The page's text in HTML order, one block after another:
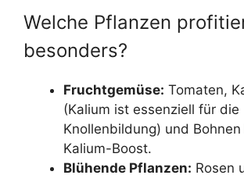
Welche Pflanzen
besonders?
Fruchtgemüse: Tomaten,
(Kalium ist essenziell für die
Knollenbildung) und
Kalium-Boost.
Blühende Pflanzen: Rosen